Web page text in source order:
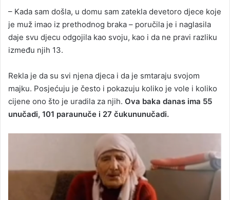
– Kada sam došla, u domu sam zatekla devetoro djece koje
je muž imao iz prethodnog braka – poručila je i naglasila
daje svu djecu odgojila kao svoju, kao i da ne pravi razliku
između njih 13.
Rekla je da su svi njena djeca i da je smtaraju svojom
majku. Posjećuju je često i pokazuju koliko je vole i koliko
cijene ono što je uradila za njih. Ova baka danas ima 55
unučadi, 101 paraunuče i 27 čukununučadi.